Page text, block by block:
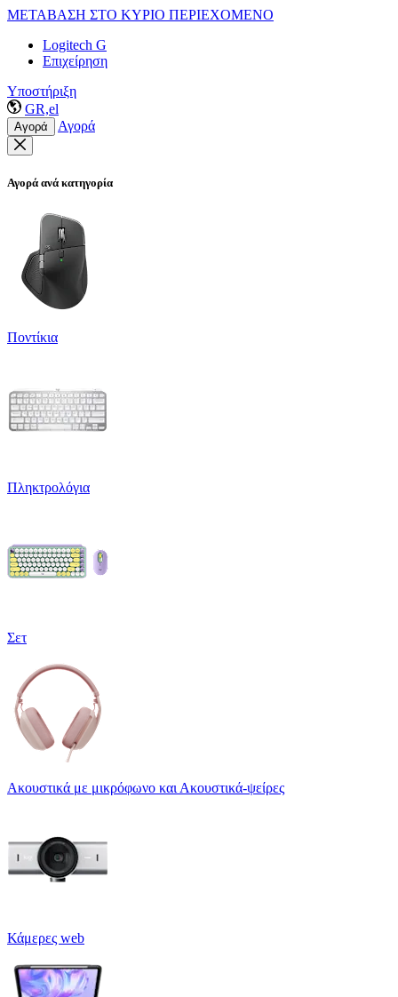
ΜΕΤΑΒΑΣΗ ΣΤΟ ΚΥΡΙΟ ΠΕΡΙΕΧΟΜΕΝΟ
Logitech G
Επιχείρηση
Υποστήριξη
GR,el
Αγορά Αγορά
Αγορά ανά κατηγορία
Ποντίκια
Πληκτρολόγια
Σετ
Ακουστικά με μικρόφωνο και Ακουστικά-ψείρες
Κάμερες web